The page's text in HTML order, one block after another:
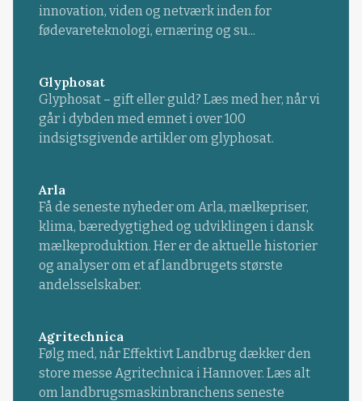
innovation, viden og netværk inden for
fødevareteknologi, ernæring og su...
Glyphosat
Glyphosat – gift eller guld? Læs med her, når vi
går i dybden med emnet i over 100
indsigtsgivende artikler om glyphosat.
Arla
Få de seneste nyheder om Arla, mælkepriser,
klima, bæredygtighed og udviklingen i dansk
mælkeproduktion. Her er de aktuelle historier
og analyser om et af landbrugets største
andelsselskaber.
Agritechnica
Følg med, når Effektivt Landbrug dækker den
store messe Agritechnica i Hannover. Læs alt
om landbrugsmaskinbranchens seneste